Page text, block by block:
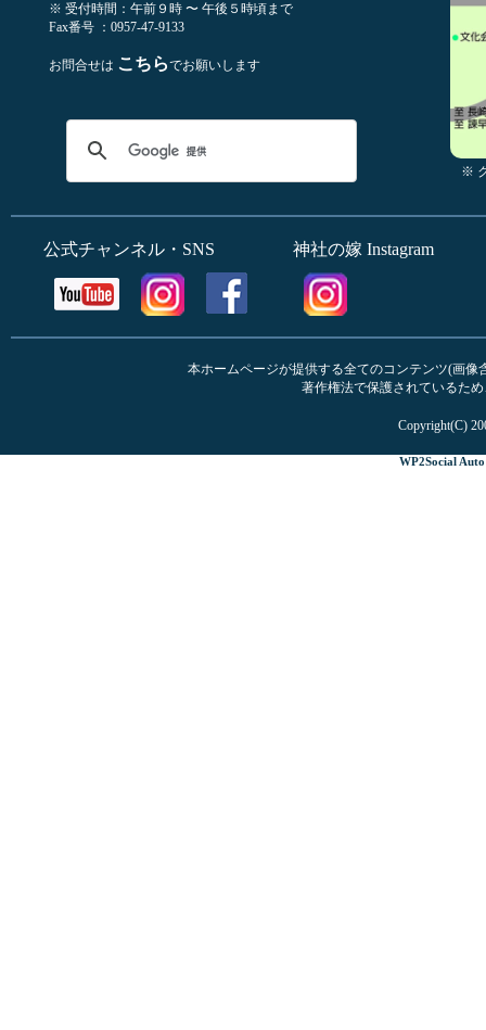
※ 受付時間：午前９時 〜 午後５時頃まで
Fax番号 ：0957-47-9133
お問合せは こちらでお願いします
※
公式チャンネル・SNS 神社の嫁 Instagram
本ホームページが提供する全てのコンテンツ(画
著作権法で保護されているた
Copyright(C)
WP2Social